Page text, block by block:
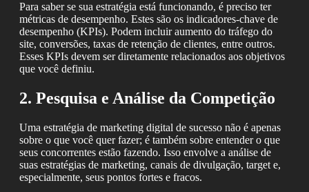
Para saber se sua estratégia está funcionando, é preciso ter
métricas de desempenho. Estes são os indicadores-chave de
desempenho (KPIs). Podem incluir aumento do tráfego do
site, conversões, taxas de retenção de clientes, entre outros.
Esses KPIs devem ser diretamente relacionados aos objetivos
que você definiu.
2. Pesquisa e Análise da Competição
Uma estratégia de marketing digital de sucesso não é apenas
sobre o que você quer fazer; é também sobre entender o que
seus concorrentes estão fazendo. Isso envolve a análise de
suas estratégias de marketing, canais de divulgação, target e,
especialmente, seus pontos fortes e fracos.